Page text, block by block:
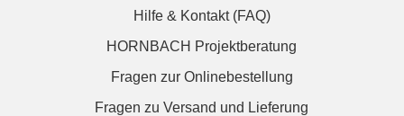
Hilfe & Kontakt (FAQ)
HORNBACH Projektberatung
Fragen zur Onlinebestellung
Fragen zu Versand und Lieferung